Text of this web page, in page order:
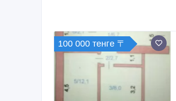
100 000 тенге 〒